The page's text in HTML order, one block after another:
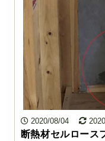
2020/08/04
断熱材セルロース